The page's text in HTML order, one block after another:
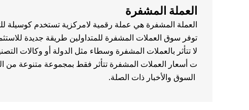
العملة المشفرة
العملة المشفرة هي عملة رقمية لامركزية تستخدم كوسيلة
توفر سوق العملات المشفرة للمتداولين طريقة جديدة
لا تتأثر بالعملات المشفرة وسطاء مثل الدولة أو وكالات
ت أسعار العملات المشفرة تتأثر فقط بمجموعة متنوعة من
السوق والأخبار ذات الصلة.